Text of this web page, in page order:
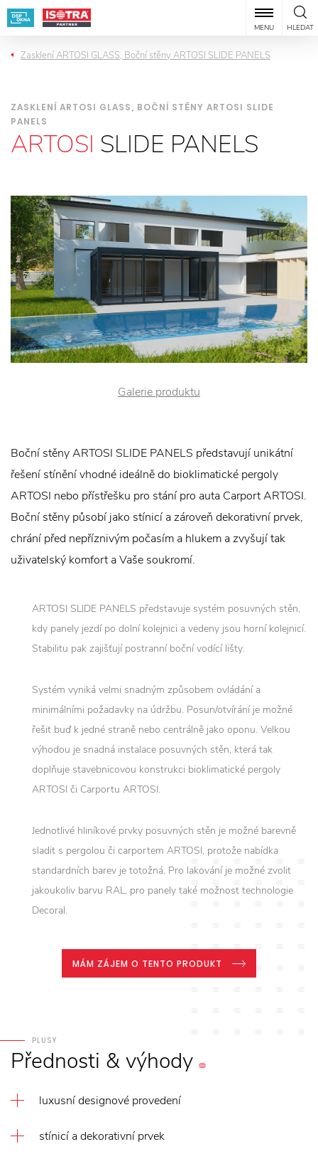
HLEDAT
MENU
Zasklení ARTOSI GLASS, Boční stěny ARTOSI SLIDE PANELS
ZASKLENÍ ARTOSI GLASS, BOČNÍ STĚNY ARTOSI SLIDE
PANELS
ARTOSI SLIDE PANELS
Galerie produktu
Boční stěny ARTOSI SLIDE PANELS představují unikátní
řešení stínění vhodné ideálně do bioklimatické pergoly
ARTOSI nebo přístřešku pro stání pro auta Carport ARTOSI.
Boční stěny působí jako stínicí a zároveň dekorativní prvek,
chrání před nepříznivým počasím a hlukem a zvyšují tak
uživatelský komfort a Vaše soukromí.
ARTOSI SLIDE PANELS představuje systém posuvných stěn,
kdy panely jezdí po dolní kolejnici a vedeny jsou horní kolejnicí.
Stabilitu pak zajišťují postranní boční vodící lišty.
Systém vyniká velmi snadným způsobem ovládání a
minimálními požadavky na údržbu. Posun/otvírání je možné
řešit buď k jedné straně nebo centrálně jako oponu. Velkou
výhodou je snadná instalace posuvných stěn, která tak
doplňuje stavebnicovou konstrukci bioklimatické pergoly
ARTOSI či Carportu ARTOSI.
Jednotlivé hliníkové prvky posuvných stěn je možné barevně
sladit s pergolou či carportem ARTOSI, protože nabídka
standardních barev je totožná. Pro lakování je možné zvolit
jakoukoliv barvu RAL, pro panely také možnost technologie
Decoral.
MÁM ZÁJEM O TENTO PRODUKT
PLUSY
Přednosti &výhody
luxusní designové provedení
stínicí a dekorativní prvek